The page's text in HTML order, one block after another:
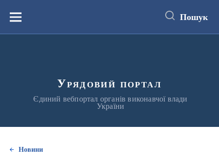
вмістуМеню Пошук
Урядовий портал
Єдиний вебпортал органів виконавчої влади
України
Новини